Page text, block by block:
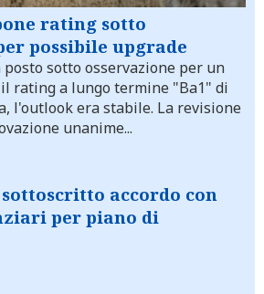
rating sotto
possibile upgrade
posto sotto osservazione per un
rating a lungo termine "Ba1" di
l'outlook era stabile. La revisione
unanime...
accordo con
per piano di